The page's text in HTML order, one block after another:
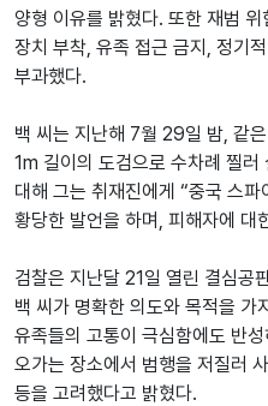
양형 이유를 밝혔다. 또한 재범
장치 부착, 유족 접근 금지, 정기
부과했다.
백 씨는 지난해 7월 29일 밤, 같
1m 길이의 도검으로 수차례 찔러
대해 그는 취재진에게 “중국 스
황당한 발언을 하며, 피해자에 대
검찰은 지난달 21일 열린 결심
백 씨가 명확한 의도와 목적을
유족들의 고통이 극심함에도 반
오가는 장소에서 범행을 저질러
등을 고려했다고 밝혔다.